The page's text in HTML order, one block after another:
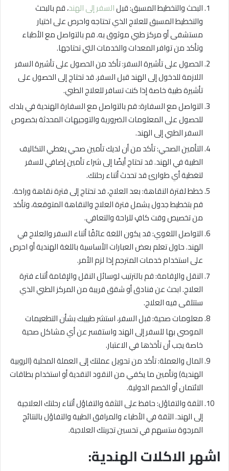
البحث والتخطيط المسبق: قبلالسفر إلى الهند، قم بالبحث
والتخطيط المسبق للعلاج الذي تحتاجه واحرص على اختيار
مستشفى أو مركز طبي موثوق به. قم بالتواصل مع الأطباء
وتأكد من توافر المعدات والخدمات التي تحتاجها.
الحصول على تأشيرة السفر: تأكد من الحصول على تأشيرة السفر
اللازمة للدخول إلى الهند قبل السفر. قد تحتاج إلى الحصول على
تأشيرة طبية خاصة إذا كنت تسافر للعلاج الطبي.
التواصل مع السفارة: قم بالتواصل مع السفارة الهندية في بلدك
للحصول على المعلومات الضرورية والتوجيهات المحدثة بخصوص
السفر الطبي إلى الهند.
التأمين الصحي: تأكد من أن لديك تأمين صحي يغطي التكاليف
الطبية في الهند. قد تحتاج أيضًا إلى شراء تأمين إضافي للسفر
لتغطية أي طوارئ قد تحدث أثناء رحلتك.
خطط لفترة النقاهة: بعد العلاج، قد تحتاج إلى فترة نقاهة وراحة.
قم بتخطيط جدول يشمل فترة العلاج والنقاهة المتوقعة، وتأكد
من تخصيص وقت كافٍ للراحة والتعافي.
التواصل اللغوي: قد يكون اللغة عائقًا أثناء السفر والعلاج في
الهند. حاول تعلم بعض العبارات الأساسية باللغة الهندية أو احرص
على استخدام خدمات المترجم إذا لزم الأمر.
النقل والإقامة: قم بالترتيب لوسائل النقل والإقامة أثناء فترة
العلاج. ابحث عن فنادق أو شقق قريبة من المركز الطبي الذي
ستتلقى فيه العلاج.
معلومات صحية: قبل السفر، استشر طبيبك بشأن التطعيمات
الموصى بها للسفر إلى الهند واستفسر عن أي مشاكل صحية
خاصة يجب أن تأخذها في الاعتبار.
المال والعملة: تأكد من تحويل عملتك إلى العملة المحلية (الروبية
الهندية) وتأمين ما يكفي من النقود النقدية أو استخدام بطاقات
الائتمان أو الخصم الدولية.
الثقة والتفاؤل: حافظ على التثقة والتفاؤل أثناء رحلتك العلاجية
إلى الهند. الثقة في الأطباء والمرافق الطبية والتفاؤل بالنتائج
المرجوة ستسهم في تحسين تجربتك العلاجية.
اشهر الاكلات الهندية: